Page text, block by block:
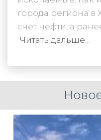
города региона в
счет нефти, а
Читать дальше…